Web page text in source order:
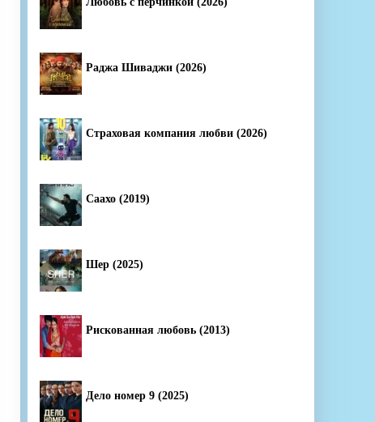
Раджа Шиваджи (2026)
Страховая компания любви (2026)
Саахо (2019)
Шер (2025)
Рискованная любовь (2013)
Дело номер 9 (2025)